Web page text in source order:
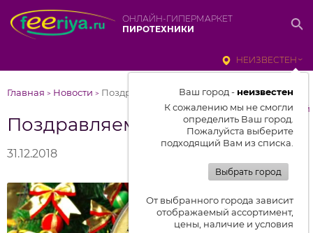
ОНЛАЙН-ГИПЕРМАРКЕТ
ПИРОТЕХНИКИ
НЕИЗВЕСТЕН
Ваш город - неизвестен
К сожалению мы не смогли
определить Ваш город.
Пожалуйста выберите
подходящий Вам из списка.
Выбрать город
От выбранного города зависит
отображаемый ассортимент,
цены, наличие и условия
Главная > Новости > Поздравляем с Новым Годом
Поздравляем с Новым Годом
к списку новостей
31.12.2018